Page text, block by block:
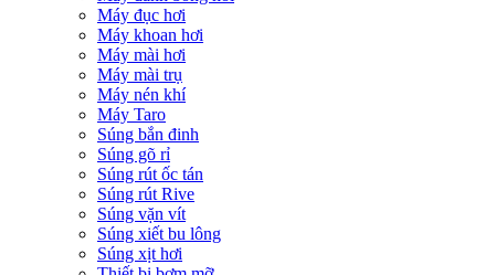
Máy đục hơi
Máy khoan hơi
Máy mài hơi
Máy mài trụ
Máy nén khí
Máy Taro
Súng bắn đinh
Súng gõ rỉ
Súng rút ốc tán
Súng rút Rive
Súng vặn vít
Súng xiết bu lông
Súng xịt hơi